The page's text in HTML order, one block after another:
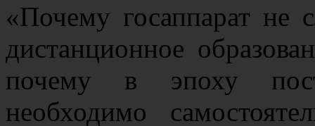
«Почему госаппарат не
дистанционное
почему в эпоху
необходимо